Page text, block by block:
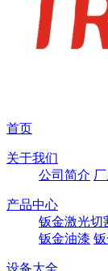
首页
关于我们
公司简介
产品中心
钣金激光切
钣金油漆
设备大全